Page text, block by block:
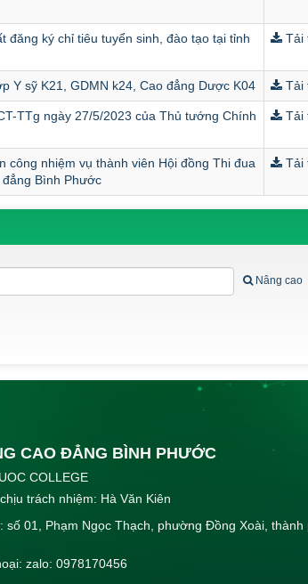
đăng ký chỉ tiêu tuyển sinh, đào tạo tại tỉnh
Tải
Y sỹ K21, GDMN k24, Cao đẳng Dược K04 Tải
TTg ngày 27/5/2023 của Thủ tướng Chính
Tải
công nhiệm vụ thành viên Hội đồng Thi đua
Bình Phước
Tải
Nâng cao
CAO ĐẲNG BÌNH PHƯỚC
COLLEGE
trách nhiệm: Hà Văn Kiên
số 01, Phạm Ngọc Thạch, phường Đồng Xoài, thành
zalo: 0978170456